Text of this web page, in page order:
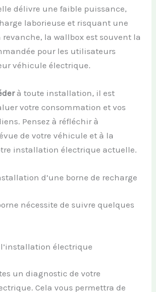
délivre une faible puissance,
laborieuse et risquant une
revanche, la wallbox est souvent la
pour les utilisateurs
véhicule électrique.
à toute installation, il est
votre consommation et vos
Pensez à réfléchir à
de votre véhicule et à la
installation électrique actuelle.
d’une borne de recharge
nécessite de suivre quelques
électrique
un diagnostic de votre
Cela vous permettra de